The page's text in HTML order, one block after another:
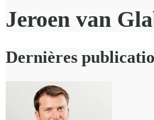
Jeroen van
Dernières